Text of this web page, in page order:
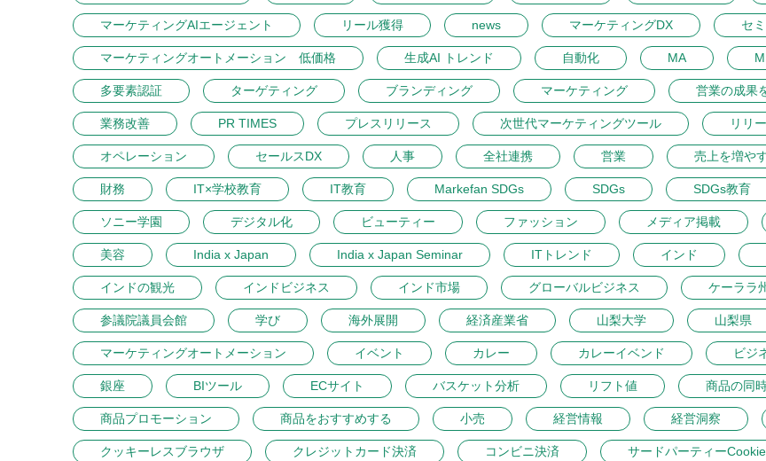
マーケティングAIエージェント リール獲得 news マーケティングDX セ
マーケティングオートメーション 低価格 生成AI トレンド 自動化 MA
多要素認証 ターゲティング ブランディング マーケティング 営業の成果
業務改善 PR TIMES プレスリリース 次世代マーケティングツール リリ
オペレーション セールスDX 人事 全社連携 営業 売上を増や
財務 IT×学校教育 IT教育 Markefan SDGs SDGs SDGs教育
ソニー学園 デジタル化 ビューティー ファッション メディア掲載
美容 India x Japan India x Japan Seminar ITトレンド インド
インドの観光 インドビジネス インド市場 グローバルビジネス ケーララ
参議院議員会館 学び 海外展開 経済産業省 山梨大学 山梨県
マーケティングオートメーション イベント カレー カレーイベンド ビジ
銀座 BIツール ECサイト バスケット分析 リフト値 商品の同
商品プロモーション 商品をおすすめする 小売 経営情報 経営洞察
クッキーレスブラウザ クレジットカード決済 コンビニ決済 サードパーティーCookie